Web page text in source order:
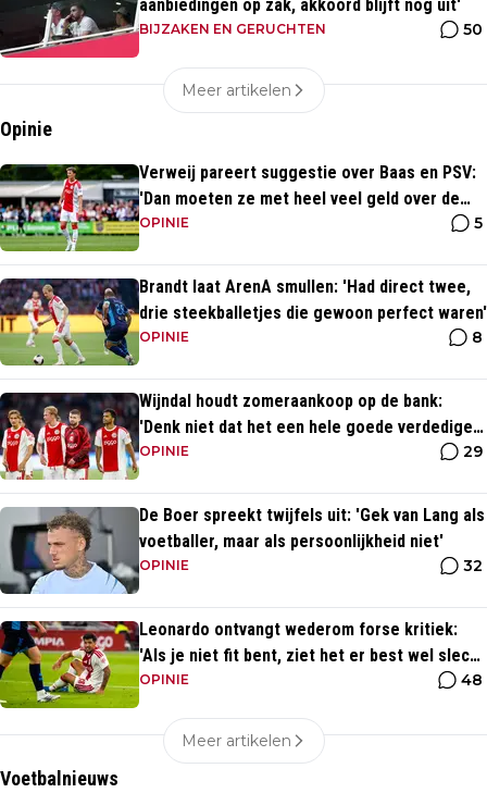
aanbiedingen op zak, akkoord blijft nog uit'
BIJZAKEN EN GERUCHTEN 50
Meer artikelen
Opinie
Verweij pareert suggestie over Baas en PSV:
'Dan moeten ze met heel veel geld over de
brug komen'
OPINIE 5
Brandt laat ArenA smullen: 'Had direct twee,
drie steekballetjes die gewoon perfect waren'
OPINIE 8
Wijndal houdt zomeraankoop op de bank:
'Denk niet dat het een hele goede verdediger
is'
OPINIE 29
De Boer spreekt twijfels uit: 'Gek van Lang als
voetballer, maar als persoonlijkheid niet'
OPINIE 32
Leonardo ontvangt wederom forse kritiek:
'Als je niet fit bent, ziet het er best wel slecht
uit'
OPINIE 48
Meer artikelen
Voetbalnieuws